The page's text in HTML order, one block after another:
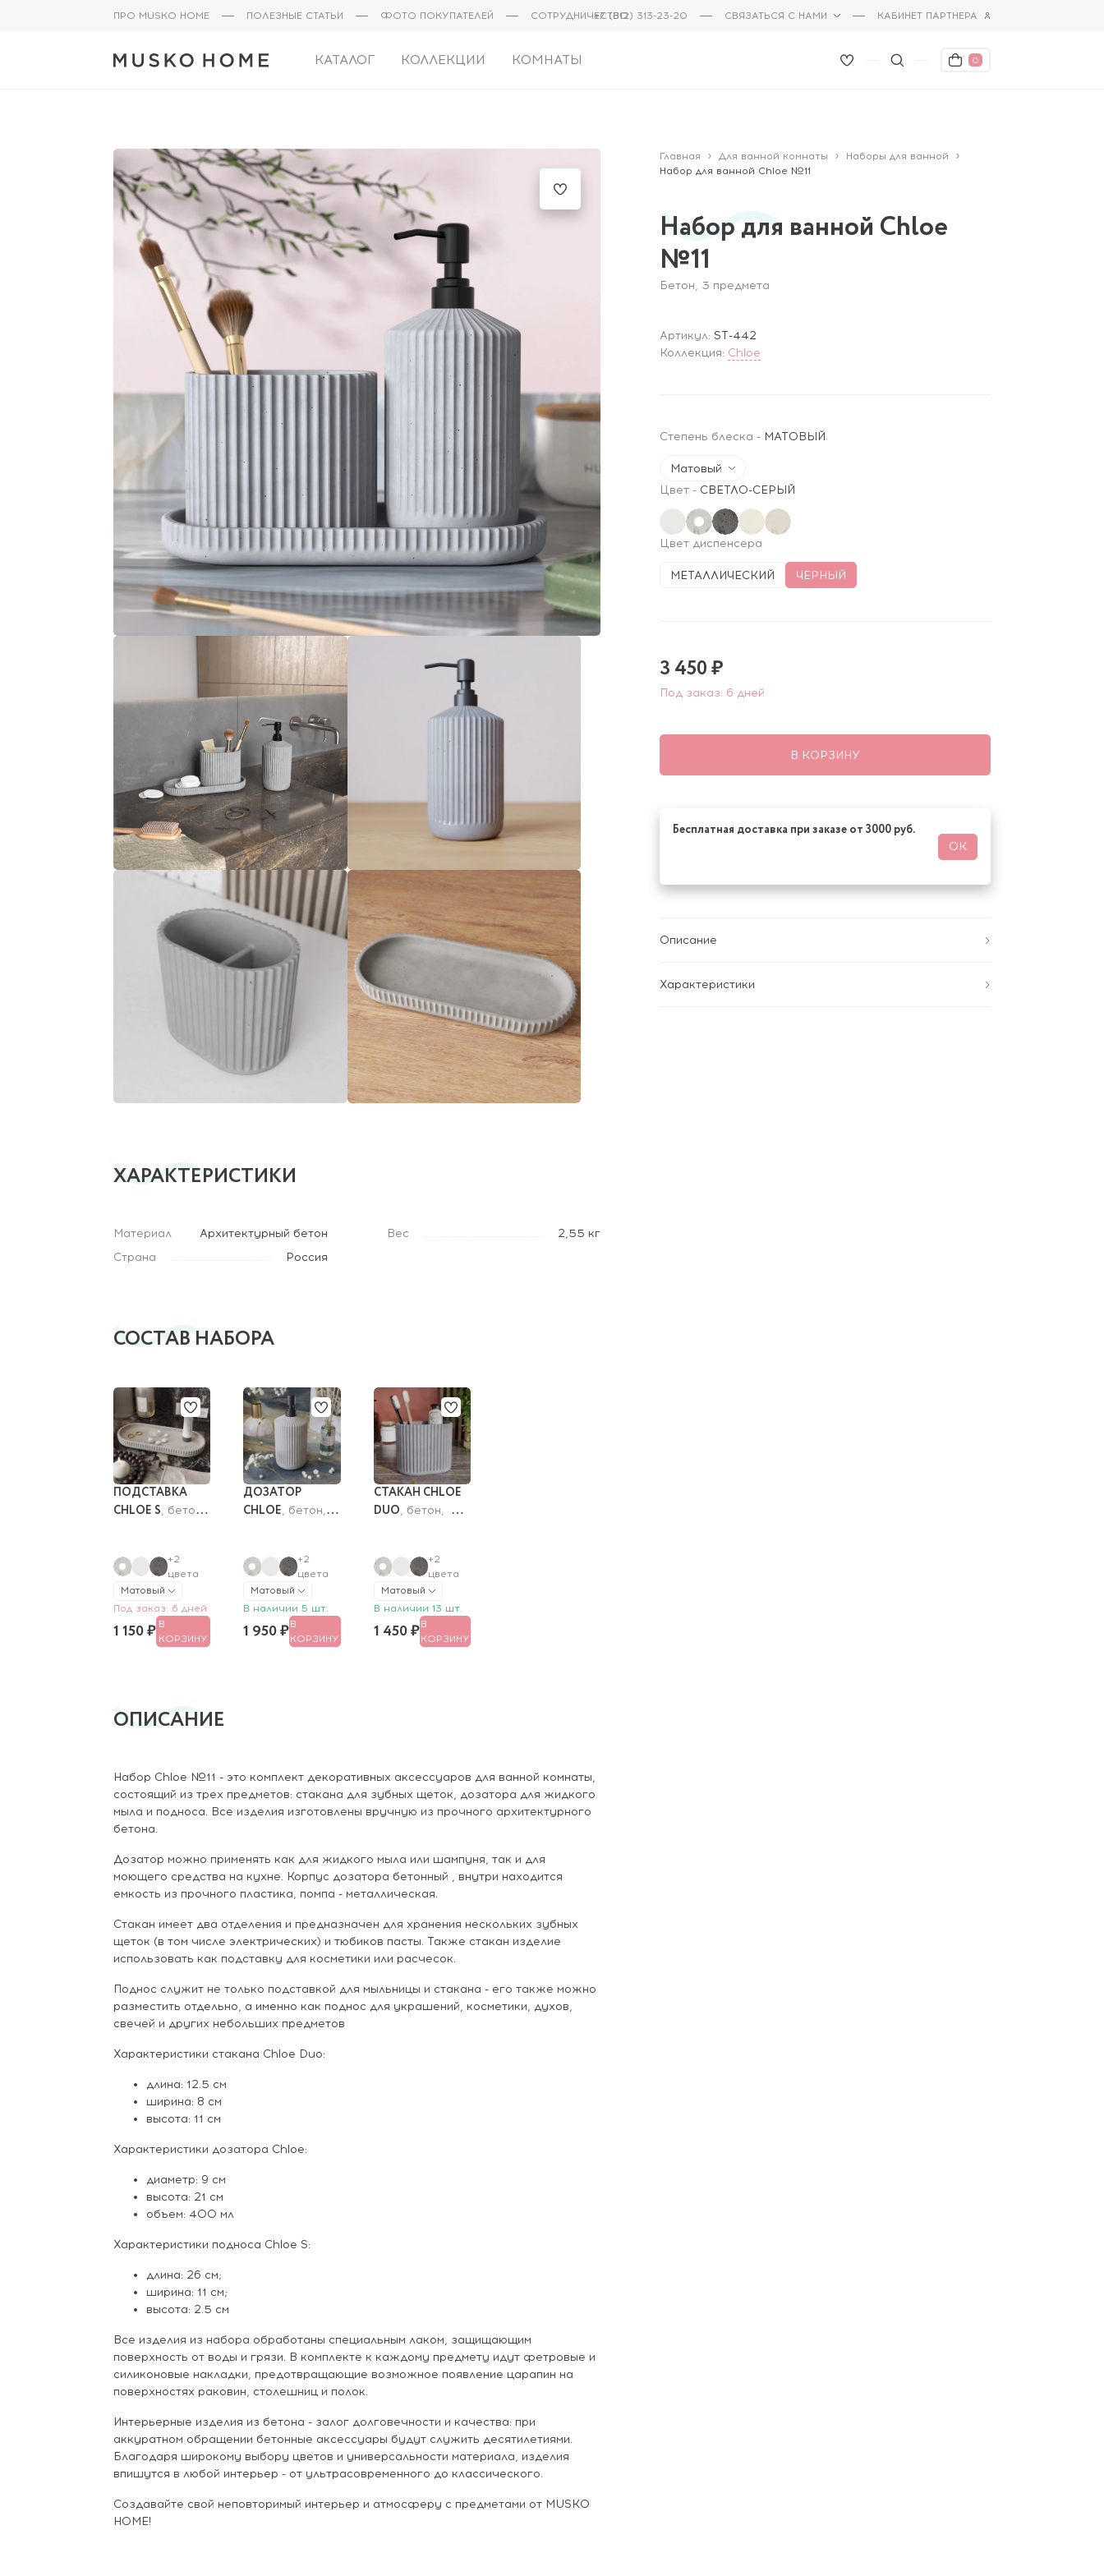
ПРО MUSKO HOME ПОЛЕЗНЫЕ СТАТЬИ ФОТО ПОКУПАТЕЛЕЙ СОТРУДНИЧЕСТВО+7 (812) 313-23-20 СВЯЗАТЬСЯ С НАМИ КАБИНЕТ ПАРТНЕРА
КАТАЛОГ КОЛЛЕКЦИИ КОМНАТЫ 0
ХАРАКТЕРИСТИКИ
Материал Архитектурный бетон Вес
2,55 кг
Страна
Россия
СОСТАВ НАБОРА
ПОДСТАВКА
CHLOE S, бетон,
+2
цвета
Матовый
Под заказ: 6 дней
1 150 ₽ В
КОРЗИНУ
ДОЗАТОР
CHLOE, бетон,
+2
цвета
Матовый
В наличии 5 шт.
1 950 ₽В
КОРЗИНУ
СТАКАН CHLOE
DUO, бетон,
+2
цвета
Матовый
В наличии 13 шт.
1 450 ₽В
КОРЗИНУ
ОПИСАНИЕ
Набор Chloe №11 - это комплект декоративных аксессуаров для ванной комнаты,
состоящий из трех предметов: стакана для зубных щеток, дозатора для жидкого
мыла и подноса. Все изделия изготовлены вручную из прочного архитектурного
бетона.
Дозатор можно применять как для жидкого мыла или шампуня, так и для
моющего средства на кухне. Корпус дозатора бетонный , внутри находится
емкость из прочного пластика, помпа - металлическая.
Стакан имеет два отделения и предназначен для хранения нескольких зубных
щеток (в том числе электрических) и тюбиков пасты. Также стакан изделие
использовать как подставку для косметики или расчесок.
Поднос служит не только подставкой для мыльницы и стакана - его также можно
разместить отдельно, а именно как поднос для украшений, косметики, духов,
свечей и других небольших предметов
Характеристики стакана Chloe Duo:
длина: 12.5 см
ширина: 8 см
высота: 11 см
Характеристики дозатора Chloe:
диаметр: 9 см
высота: 21 см
объем: 400 мл
Характеристики подноса Chloe S:
длина: 26 см;
ширина: 11 см;
высота: 2.5 см
Все изделия из набора обработаны специальным лаком, защищающим
поверхность от воды и грязи. В комплекте к каждому предмету идут фетровые и
силиконовые накладки, предотвращающие возможное появление царапин на
поверхностях раковин, столешниц и полок.
Интерьерные изделия из бетона - залог долговечности и качества: при
аккуратном обращении бетонные аксессуары будут служить десятилетиями.
Благодаря широкому выбору цветов и универсальности материала, изделия
впишутся в любой интерьер - от ультрасовременного до классического.
Создавайте свой неповторимый интерьер и атмосферу с предметами от MUSKO
HOME!
Главная Для ванной комнаты
Наборы для ванной
Набор для ванной Chloe №11
Набор для ванной Chloe
№11
Бетон, 3 предмета
Артикул: ST-442
Коллекция: Chloe
Степень блеска - МАТОВЫЙ
Матовый
Цвет - СВЕТЛО-СЕРЫЙ
Цвет диспенсера
МЕТАЛЛИЧЕСКИЙ ЧЕРНЫЙ
3 450 ₽
Под заказ: 6 дней
В КОРЗИНУ
Бесплатная доставка при заказе от 3000 руб.
ОК
Описание
Характеристики